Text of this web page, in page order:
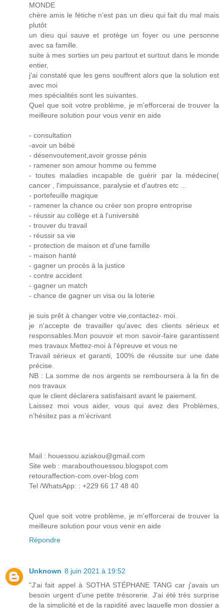
MONDE
chère amis le fétiche n'est pas un dieu qui fait du mal mais
plutôt
un dieu qui sauve et protège un foyer ou une personne
avec sa famille.
suite à mes sorties un peu partout et surtout dans le monde
entier,
j'ai constaté que les gens souffrent alors que la solution est
avec moi
mes spécialités sont les suivantes.
Quel que soit votre problème, je m'efforcerai de trouver la
meilleure solution pour vous venir en aide
- consultation
-avoir un bébé
- désenvoutement,avoir grosse pénis
- ramener son amour homme ou femme
- toutes maladies incapable de guérir par la médecine(
cancer , l'impuissance, paralysie et d'autres etc ...
- portefeuille magique
- ramener la chance ou créer son propre entroprise
- réussir au collège et à l'université
- trouver du travail
- réussir sa vie
- protection de maison et d'une famille
- maison hanté
- gagner un procès à la justice
- contre accident
- gagner un match
- chance de gagner un visa ou la loterie
je suis prêt à changer votre vie,contactez- moi.
je n'accepte de travailler qu'avec des clients sérieux et
responsables.Mon pouvoir et mon savoir-faire garantissent
mes travaux Mettez-moi à l'épreuve et vous ne
Travail sérieux et garanti, 100% de réussite sur une date
précise.
NB : La somme de nos argents se remboursera à la fin de
nos travaux
que le client déclarera satisfaisant avant le paiement.
Laissez moi vous aider, vous qui avez des Problèmes,
n’hésitez pas a m'écrivant
Mail : houessou.aziakou@gmail.com
Site web : marabouthouessou.blogspot.com
retouraffection-com.over-blog.com
Tel /WhatsApp: : +229 66 17 48 40
Quel que soit votre problème, je m'efforcerai de trouver la
meilleure solution pour vous venir en aide
Répondre
Unknown 8 juin 2021 à 19:52
"J'ai fait appel à SOTHA STÉPHANE TANG car j'avais un
besoin urgent d'une petite trésorerie. J'ai été très surprise
de la simplicité et de la rapidité avec laquelle mon dossier a